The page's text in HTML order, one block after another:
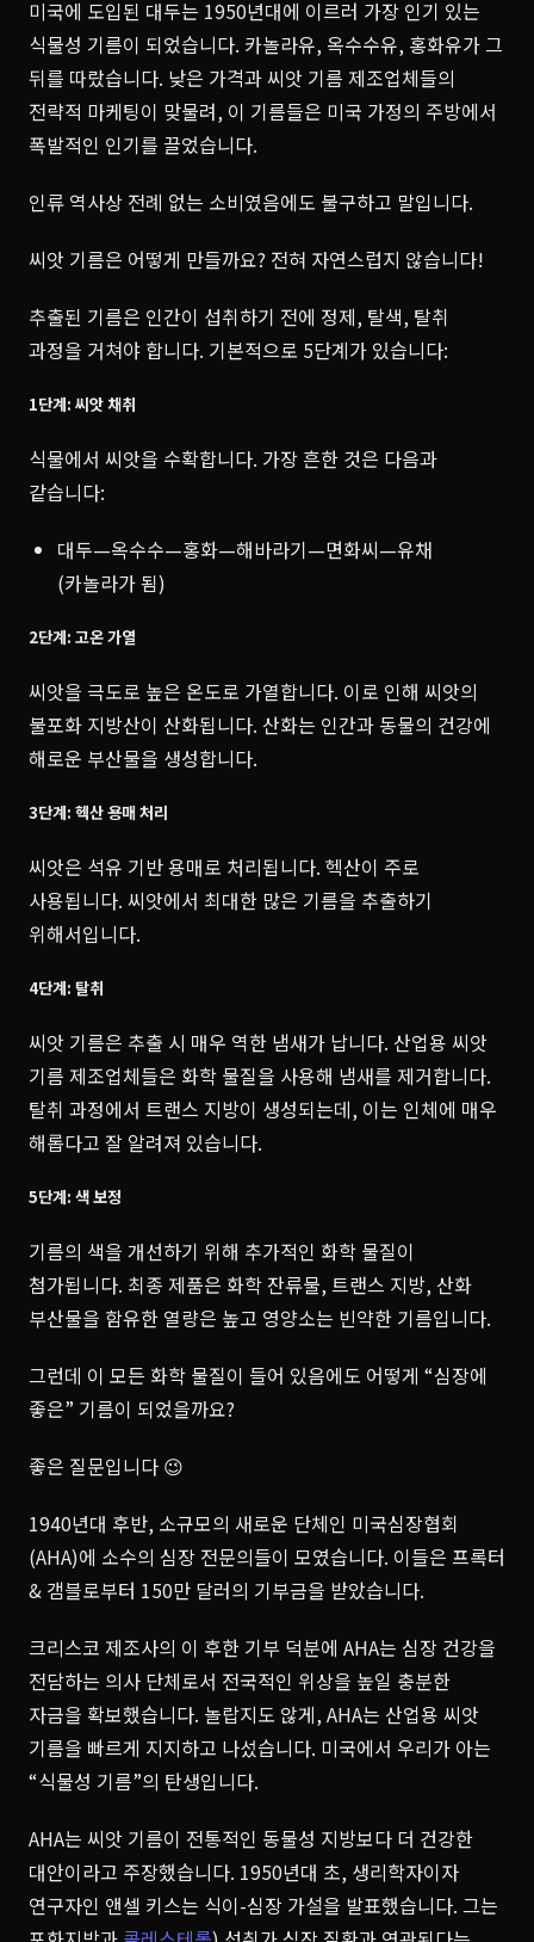
미국에 도입된 대두는 1950년대에 이르러 가장 인기 있는
식물성 기름이 되었습니다. 카놀라유, 옥수수유, 홍화유가 그
뒤를 따랐습니다. 낮은 가격과 씨앗 기름 제조업체들의
전략적 마케팅이 맞물려, 이 기름들은 미국 가정의 주방에서
폭발적인 인기를 끌었습니다.
인류 역사상 전례 없는 소비였음에도 불구하고 말입니다.
씨앗 기름은 어떻게 만들까요? 전혀 자연스럽지 않습니다!
추출된 기름은 인간이 섭취하기 전에 정제, 탈색, 탈취
과정을 거쳐야 합니다. 기본적으로 5단계가 있습니다:
1단계: 씨앗 채취
식물에서 씨앗을 수확합니다. 가장 흔한 것은 다음과
같습니다:
대두—옥수수—홍화—해바라기—면화씨—유채
(카놀라가 됨)
2단계: 고온 가열
씨앗을 극도로 높은 온도로 가열합니다. 이로 인해 씨앗의
불포화 지방산이 산화됩니다. 산화는 인간과 동물의 건강에
해로운 부산물을 생성합니다.
3단계: 헥산 용매 처리
씨앗은 석유 기반 용매로 처리됩니다. 헥산이 주로
사용됩니다. 씨앗에서 최대한 많은 기름을 추출하기
위해서입니다.
4단계: 탈취
씨앗 기름은 추출 시 매우 역한 냄새가 납니다. 산업용 씨앗
기름 제조업체들은 화학 물질을 사용해 냄새를 제거합니다.
탈취 과정에서 트랜스 지방이 생성되는데, 이는 인체에 매우
해롭다고 잘 알려져 있습니다.
5단계: 색 보정
기름의 색을 개선하기 위해 추가적인 화학 물질이
첨가됩니다. 최종 제품은 화학 잔류물, 트랜스 지방, 산화
부산물을 함유한 열량은 높고 영양소는 빈약한 기름입니다.
그런데 이 모든 화학 물질이 들어 있음에도 어떻게 “심장에
좋은” 기름이 되었을까요?
좋은 질문입니다 😉
1940년대 후반, 소규모의 새로운 단체인 미국심장협회
(AHA)에 소수의 심장 전문의들이 모였습니다. 이들은 프록터
& 갬블로부터 150만 달러의 기부금을 받았습니다.
크리스코 제조사의 이 후한 기부 덕분에 AHA는 심장 건강을
전담하는 의사 단체로서 전국적인 위상을 높일 충분한
자금을 확보했습니다. 놀랍지도 않게, AHA는 산업용 씨앗
기름을 빠르게 지지하고 나섰습니다. 미국에서 우리가 아는
“식물성 기름”의 탄생입니다.
AHA는 씨앗 기름이 전통적인 동물성 지방보다 더 건강한
대안이라고 주장했습니다. 1950년대 초, 생리학자이자
연구자인 앤셀 키스는 식이-심장 가설을 발표했습니다. 그는